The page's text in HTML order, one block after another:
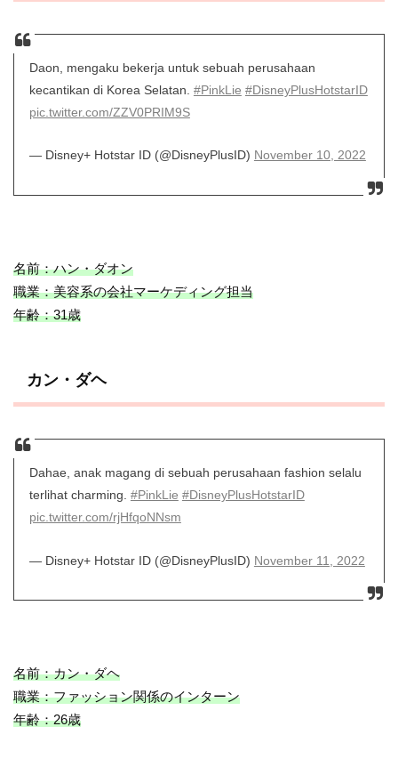
Daon, mengaku bekerja untuk sebuah perusahaan
kecantikan di Korea Selatan. #PinkLie #DisneyPlusHotstarID
pic.twitter.com/ZZV0PRIM9S
— Disney+ Hotstar ID (@DisneyPlusID) November 10, 2022
名前：ハン・ダオン
職業：美容系の会社マーケディング担当
年齢：31歳
カン・ダヘ
Dahae, anak magang di sebuah perusahaan fashion selalu
terlihat charming. #PinkLie #DisneyPlusHotstarID
pic.twitter.com/rjHfqoNNsm
— Disney+ Hotstar ID (@DisneyPlusID) November 11, 2022
名前：カン・ダヘ
職業：ファッション関係のインターン
年齢：26歳